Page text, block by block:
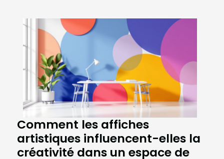
Comment les affiches
artistiques influencent-elles la
créativité dans un espace de